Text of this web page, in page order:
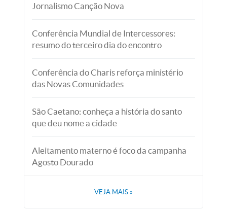
Jornalismo Canção Nova
Conferência Mundial de Intercessores:
resumo do terceiro dia do encontro
Conferência do Charis reforça ministério
das Novas Comunidades
São Caetano: conheça a história do santo
que deu nome a cidade
Aleitamento materno é foco da campanha
Agosto Dourado
VEJA MAIS »